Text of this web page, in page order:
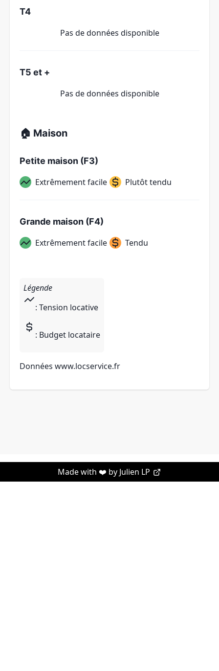
T4
Pas de données disponible
T5 et +
Pas de données disponible
🏠 Maison
Petite maison (F3)
Extrêmement facile Plutôt tendu
Grande maison (F4)
Extrêmement facile Tendu
Légende
: Tension locative
: Budget locataire
Données www.locservice.fr
Made with ❤️ by Julien LP